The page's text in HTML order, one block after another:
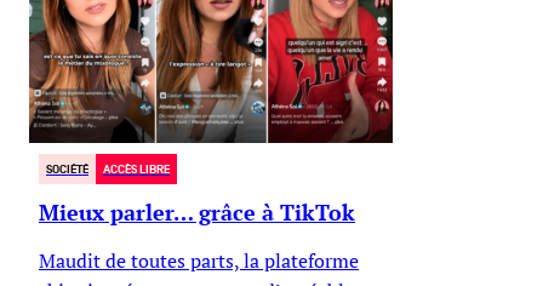
SOCIÉTÉ ACCÈS LIBRE
Mieux parler… grâce à TikTok
Maudit de toutes parts, la plateforme